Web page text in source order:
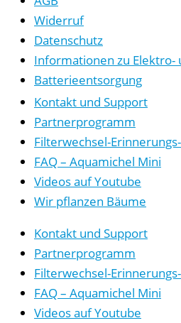
Widerruf
Datenschutz
Informationen zu Elektro-
Batterieentsorgung
Kontakt und Support
Partnerprogramm
Filterwechsel-
FAQ – Aquamichel Mini
Videos auf Youtube
Wir pflanzen Bäume
Kontakt und Support
Partnerprogramm
Filterwechsel-
FAQ – Aquamichel Mini
Videos auf Youtube